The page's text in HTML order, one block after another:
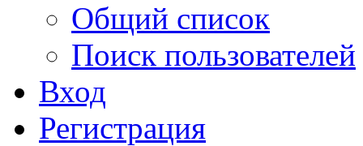
Общий список
Поиск пользователей
Вход
Регистрация